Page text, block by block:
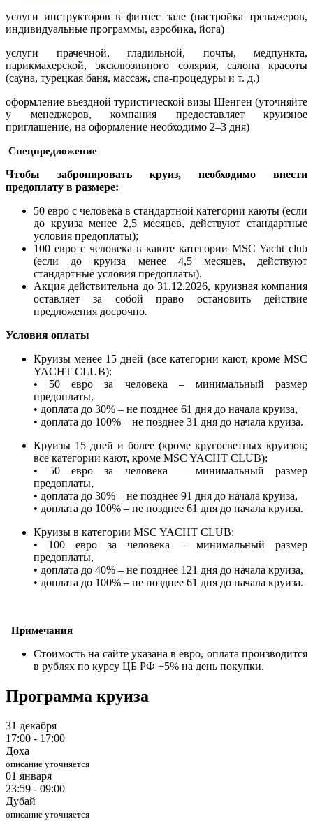
услуги инструкторов в фитнес зале (настройка тренажеров,
индивидуальные программы, аэробика, йога)
услуги прачечной, гладильной, почты, медпункта,
парикмахерской, эксклюзивного солярия, салона красоты
(сауна, турецкая баня, массаж, спа-процедуры и т. д.)
оформление въездной туристической визы Шенген (уточняйте
у менеджеров, компания предоставляет круизное
приглашение, на оформление необходимо 2–3 дня)
Спецпредложение
Чтобы забронировать круиз, необходимо внести
предоплату в размере:
50 евро с человека в стандартной категории каюты (если
до круиза менее 2,5 месяцев, действуют стандартные
условия предоплаты);
100 евро с человека в каюте категории MSC Yacht club
(если до круиза менее 4,5 месяцев, действуют
стандартные условия предоплаты).
Акция действительна до 31.12.2026, круизная компания
оставляет за собой право остановить действие
предложения досрочно.
Условия оплаты
Круизы менее 15 дней (все категории кают, кроме MSC
YACHT CLUB):
• 50 евро за человека – минимальный размер
предоплаты,
• доплата до 30% – не позднее 61 дня до начала круиза,
• доплата до 100% – не позднее 31 дня до начала круиза.
Круизы 15 дней и более (кроме кругосветных круизов;
все категории кают, кроме MSC YACHT CLUB):
• 50 евро за человека – минимальный размер
предоплаты,
• доплата до 30% – не позднее 91 дня до начала круиза,
• доплата до 100% – не позднее 61 дня до начала круиза.
Круизы в категории MSC YACHT CLUB:
• 100 евро за человека – минимальный размер
предоплаты,
• доплата до 40% – не позднее 121 дня до начала круиза,
• доплата до 100% – не позднее 61 дня до начала круиза.
Примечания
Стоимость на сайте указана в евро, оплата производится
в рублях по курсу ЦБ РФ +5% на день покупки.
Программа круиза
31 декабря
17:00 - 17:00
Доха
описание уточняется
01 января
23:59 - 09:00
Дубай
описание уточняется